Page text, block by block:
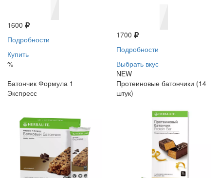
1600
Подробности
Купить
%
1700
Подробности
Выбрать вкус
NEW
Батончик Формула 1
Экспресс
Протеиновые батончики (14
штук)